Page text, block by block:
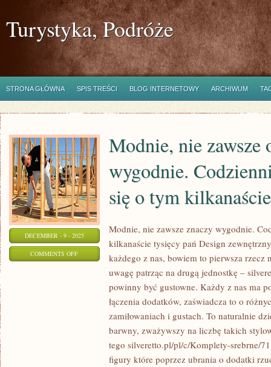
Turystyka, Podróże
STRONA GŁÓWNA SPIS TREŚCI BLOG INTERNETOWY ARCHIWUM
DECEMBER - 9 - 2025
COMMENTS OFFON
WYGODNIE.
CODZIENNIE
PRZEKONUJE
Modnie, nie zawsze
wygodnie.
się o tym
Modnie, nie zawsze znaczy wygodnie.
kilkanaście tysięcy pań Design
każdego z nas, bowiem to pierwsza rzecz
uwagę patrząc na drugą jednostkę –
powinny być gustowne. Każdy z nas ma
łączenia dodatków, zaświadcza to o
zamiłowaniach i gustach. To naturalnie
barwny, zważywszy na liczbę takich
tego silveretto.pl/pl/c/Komplety-srebrne/
figury które poprzez ubrania o dodatki